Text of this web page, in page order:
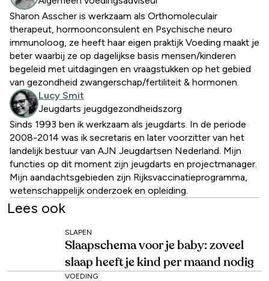
Sharon Asscher is werkzaam als Orthomoleculair
therapeut, hormoonconsulent en Psychische neuro
immunoloog, ze heeft haar eigen praktijk Voeding maakt je
beter waarbij ze op dagelijkse basis mensen/kinderen
begeleid met uitdagingen en vraagstukken op het gebied
van gezondheid zwangerschap/fertiliteit & hormonen.
Lucy Smit
Jeugdarts jeugdgezondheidszorg
Sinds 1993 ben ik werkzaam als jeugdarts. In de periode
2008-2014 was ik secretaris en later voorzitter van het
landelijk bestuur van AJN Jeugdartsen Nederland. Mijn
functies op dit moment zijn jeugdarts en projectmanager.
Mijn aandachtsgebieden zijn Rijksvaccinatieprogramma,
wetenschappelijk onderzoek en opleiding.
Lees ook
SLAPEN
Slaapschema voor je baby: zoveel
slaap heeft je kind per maand nodig
VOEDING